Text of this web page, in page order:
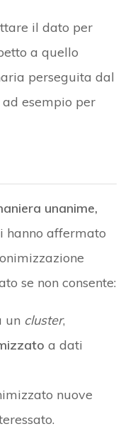
il dato per
a quello
perseguita dal
esempio per
unanime,
hanno affermato
se non consente:
un cluster,
a dati
nuove